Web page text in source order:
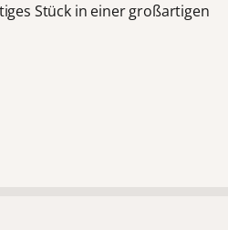
Stück in einer großartigen